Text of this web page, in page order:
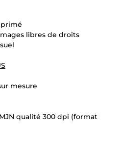
libres de droits
mesure
qualité 300 dpi (format